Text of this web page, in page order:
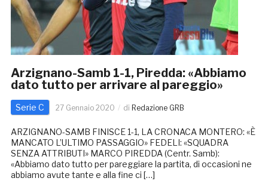
Arzignano-Samb 1-1, Piredda: «Abbiamo
dato tutto per arrivare al pareggio»
Serie C 27 Gennaio 2020 di Redazione GRB
ARZIGNANO-SAMB FINISCE 1-1, LA CRONACA MONTERO: «È
MANCATO L’ULTIMO PASSAGGIO» FEDELI: «SQUADRA
SENZA ATTRIBUTI» MARCO PIREDDA (Centr. Samb):
«Abbiamo dato tutto per pareggiare la partita, di occasioni ne
abbiamo avute tante e alla fine ci […]